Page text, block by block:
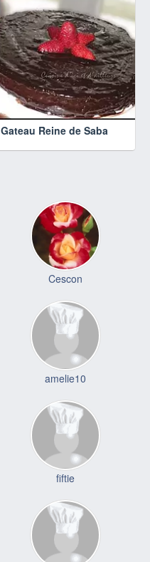
Gateau Reine de Saba
Cescon
amelie10
fiftie